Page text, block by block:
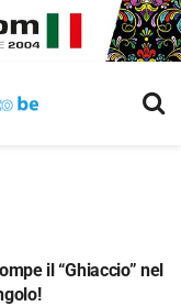
il “Ghiaccio” nel